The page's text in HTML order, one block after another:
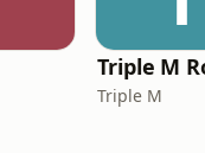
Triple M